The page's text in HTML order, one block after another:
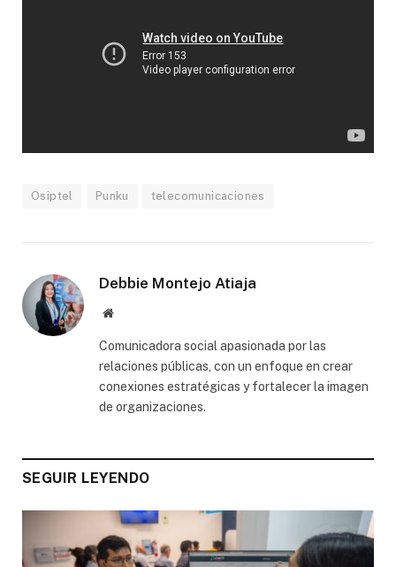
Osiptel Punku telecomunicaciones
Debbie Montejo Atiaja
Website
Comunicadora social apasionada por las
relaciones públicas, con un enfoque en crear
conexiones estratégicas y fortalecer la imagen
de organizaciones.
SEGUIR LEYENDO